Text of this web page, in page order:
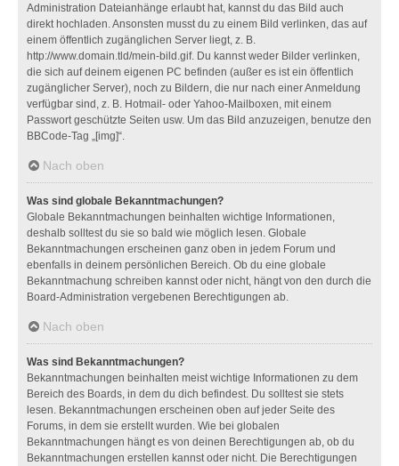
Administration Dateianhänge erlaubt hat, kannst du das Bild auch
direkt hochladen. Ansonsten musst du zu einem Bild verlinken, das auf
einem öffentlich zugänglichen Server liegt, z. B.
http://www.domain.tld/mein-bild.gif. Du kannst weder Bilder verlinken,
die sich auf deinem eigenen PC befinden (außer es ist ein öffentlich
zugänglicher Server), noch zu Bildern, die nur nach einer Anmeldung
verfügbar sind, z. B. Hotmail- oder Yahoo-Mailboxen, mit einem
Passwort geschützte Seiten usw. Um das Bild anzuzeigen, benutze den
BBCode-Tag „[img]“.
Nach oben
Was sind globale Bekanntmachungen?
Globale Bekanntmachungen beinhalten wichtige Informationen,
deshalb solltest du sie so bald wie möglich lesen. Globale
Bekanntmachungen erscheinen ganz oben in jedem Forum und
ebenfalls in deinem persönlichen Bereich. Ob du eine globale
Bekanntmachung schreiben kannst oder nicht, hängt von den durch die
Board-Administration vergebenen Berechtigungen ab.
Nach oben
Was sind Bekanntmachungen?
Bekanntmachungen beinhalten meist wichtige Informationen zu dem
Bereich des Boards, in dem du dich befindest. Du solltest sie stets
lesen. Bekanntmachungen erscheinen oben auf jeder Seite des
Forums, in dem sie erstellt wurden. Wie bei globalen
Bekanntmachungen hängt es von deinen Berechtigungen ab, ob du
Bekanntmachungen erstellen kannst oder nicht. Die Berechtigungen